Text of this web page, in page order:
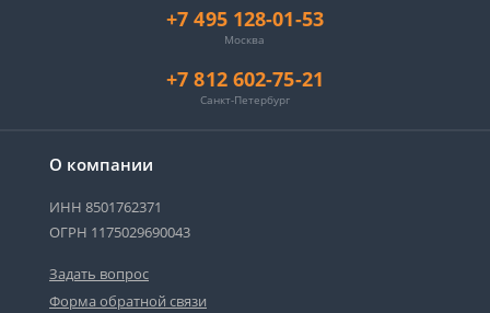
О компании
ИНН 8501762371
ОГРН 1175029690043
Задать вопрос
Форма обратной связи
+7 495 128-01-53
Москва
+7 812 602-75-21
Санкт-Петербург